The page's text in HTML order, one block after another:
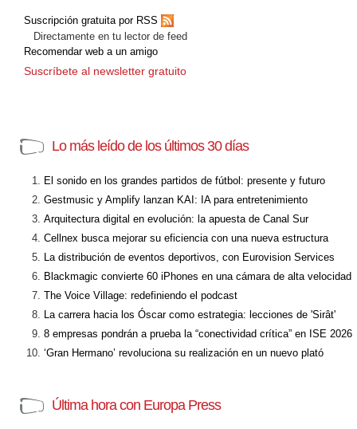
Suscripción gratuita por RSS
Directamente en tu lector de feed
Recomendar web a un amigo
Suscríbete al newsletter gratuito
Lo más leído de los últimos 30 días
El sonido en los grandes partidos de fútbol: presente y futuro
Gestmusic y Amplify lanzan KAI: IA para entretenimiento
Arquitectura digital en evolución: la apuesta de Canal Sur
Cellnex busca mejorar su eficiencia con una nueva estructura
La distribución de eventos deportivos, con Eurovision Services
Blackmagic convierte 60 iPhones en una cámara de alta velocidad
The Voice Village: redefiniendo el podcast
La carrera hacia los Óscar como estrategia: lecciones de 'Sirât'
8 empresas pondrán a prueba la “conectividad crítica” en ISE 2026
‘Gran Hermano’ revoluciona su realización en un nuevo plató
Última hora con Europa Press